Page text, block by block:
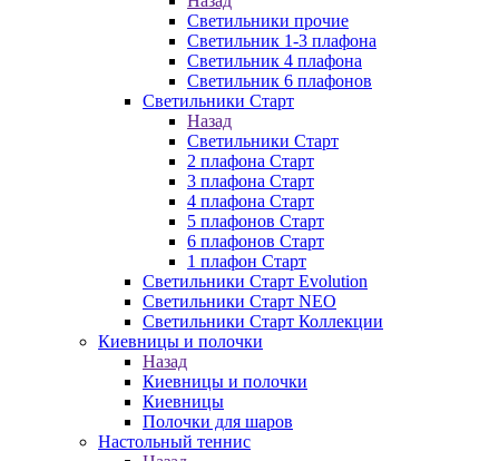
Светильники прочие
Светильник 1-3 плафона
Светильник 4 плафона
Светильник 6 плафонов
Светильники Старт
Назад
Светильники Старт
2 плафона Старт
3 плафона Старт
4 плафона Старт
5 плафонов Старт
6 плафонов Старт
1 плафон Старт
Светильники Старт Evolution
Светильники Старт NEO
Светильники Старт Коллекции
Киевницы и полочки
Назад
Киевницы и полочки
Киевницы
Полочки для шаров
Настольный теннис